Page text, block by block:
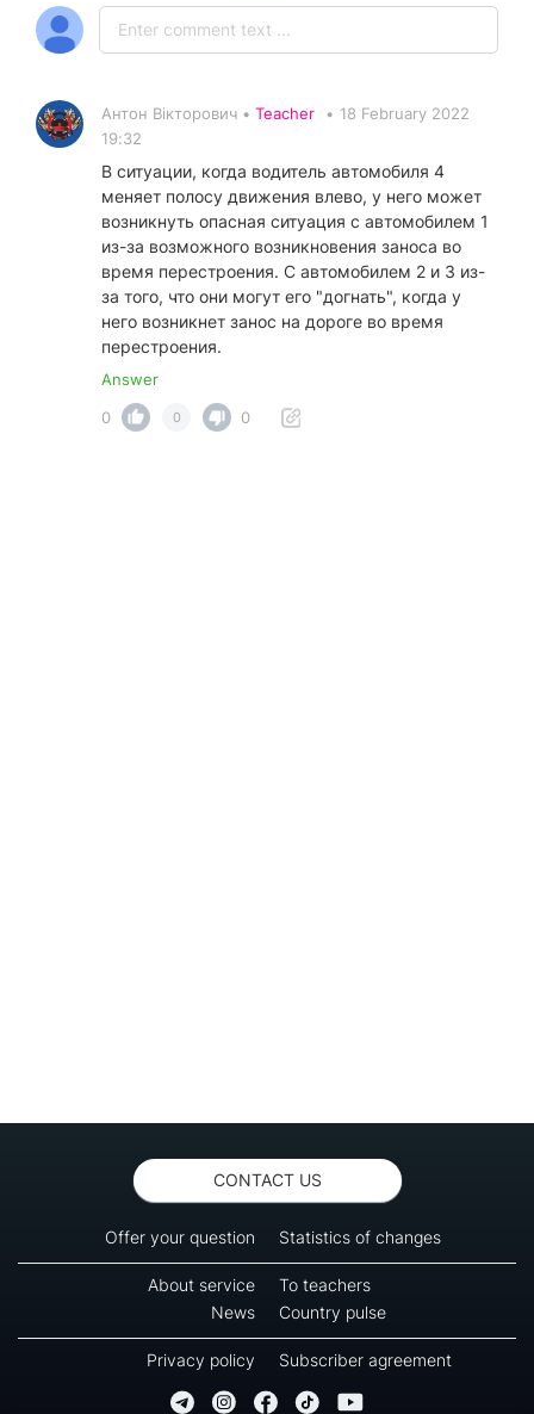
Антон Вікторович • Teacher • 18 February 2022
19:32
В ситуации, когда водитель автомобиля 4
меняет полосу движения влево, у него может
возникнуть опасная ситуация с автомобилем 1
из-за возможного возникновения заноса во
время перестроения. С автомобилем 2 и 3 из-
за того, что они могут его "догнать", когда у
него возникнет занос на дороге во время
перестроения.
Answer
0
0 0
CONTACT US
Offer your question Statistics of changes
About service
To teachers
News
Country pulse
Privacy policy Subscriber agreement